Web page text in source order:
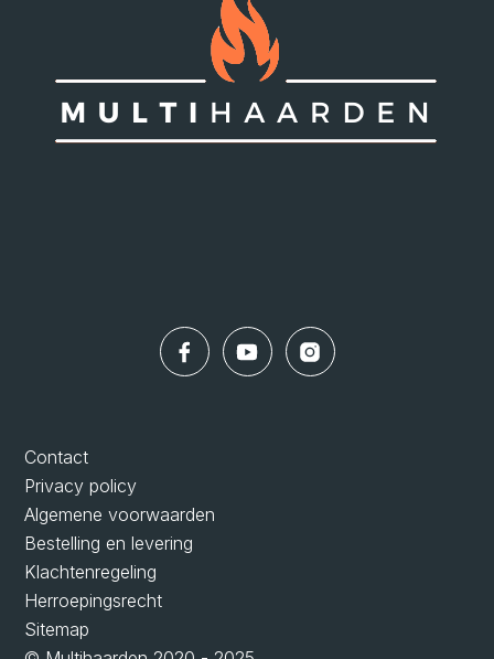
Contact
Privacy policy
Algemene voorwaarden
Bestelling en levering
Klachtenregeling
Herroepingsrecht
Sitemap